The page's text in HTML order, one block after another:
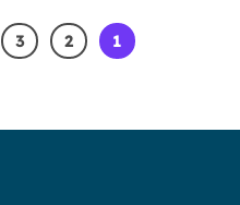
1
2
3